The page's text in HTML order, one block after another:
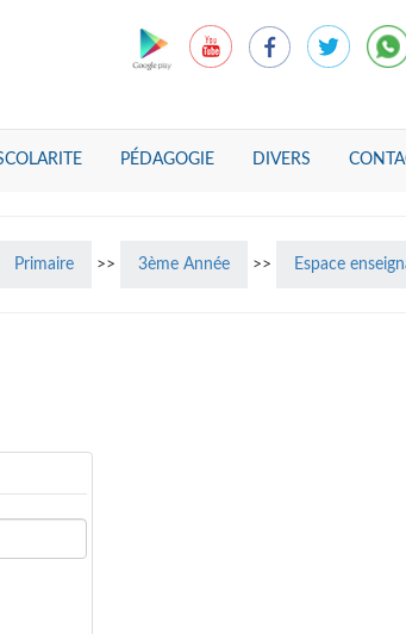
PÉDAGOGIE DIVERS
Primaire >> 3ème Année >> Espace